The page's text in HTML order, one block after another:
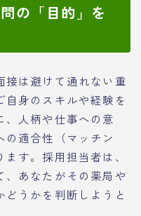
の「目的」を
接は避けて通れない重
身のスキルや経験を
、人柄や仕事への意
適合性（マッチン
す。採用担当者は、
あなたがその薬局や
うかを判断しようと